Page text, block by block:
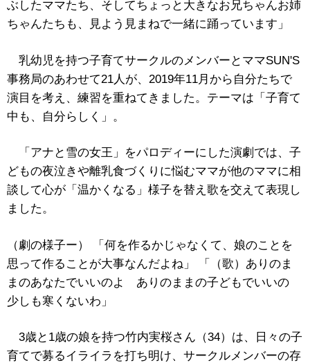
ぶしたママたち、そしてちょっと大きなお兄ちゃんお姉
ちゃんたちも、見よう見まねで一緒に踊っています」
乳幼児を持つ子育てサークルのメンバーとママSUN'S
事務局のあわせて21人が、2019年11月から自分たちで
演目を考え、練習を重ねてきました。テーマは「子育て
中も、自分らしく」。
「アナと雪の女王」をパロディーにした演劇では、子
どもの夜泣きや離乳食づくりに悩むママが他のママに相
談して心が「温かくなる」様子を替え歌を交えて表現し
ました。
（劇の様子ー） 「何を作るかじゃなくて、娘のことを
思って作ることが大事なんだよね」 「（歌）ありのま
まのあなたでいいのよ ありのままの子どもでいいの
少しも寒くないわ」
3歳と1歳の娘を持つ竹内実桜さん（34）は、日々の子
育てで募るイライラを打ち明け、サークルメンバーの存